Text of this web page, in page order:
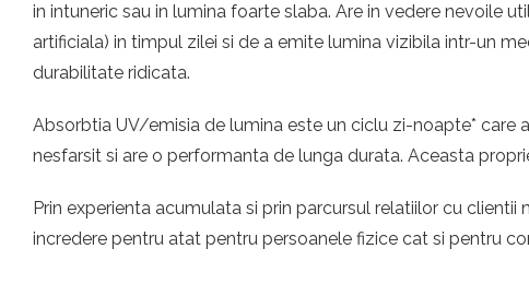
in intuneric sau in lumina foarte slaba. Are in vedere nevoile
artificiala) in timpul zilei si de a emite lumina vizibila intr-un
durabilitate ridicata.
Absorbtia UV/emisia de lumina este un ciclu zi-noapte* care
nesfarsit si are o performanta de lunga durata. Aceasta
Prin experienta acumulata si prin parcursul relatiilor cu
incredere pentru atat pentru persoanele fizice cat si pentru